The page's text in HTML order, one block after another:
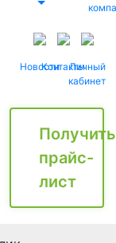
НовостиКонтактыЛичный
кабинет
Получить
прайс-
лист